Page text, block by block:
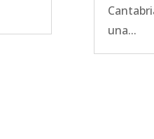
una...